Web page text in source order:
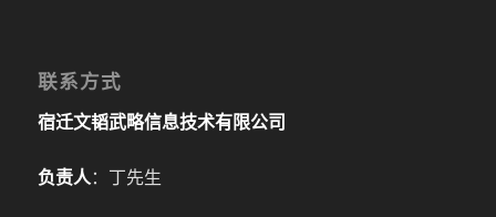
联系方式
宿迁文韬武略信息技术有限公司
负责人：丁先生